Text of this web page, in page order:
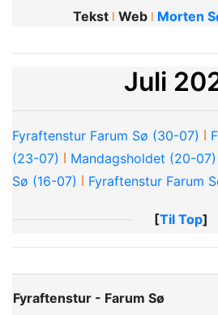
Tekst ǀ Web ǀ Morten
Juli
Fyraftenstur Farum Sø (30-07) ǀ
(23-07) ǀ Mandagsholdet (20-07)
Sø (16-07) ǀ Fyraftenstur Farum
[Til Top]
Fyraftenstur - Farum Sø